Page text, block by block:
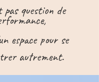
question de
espace pour se
autrement.